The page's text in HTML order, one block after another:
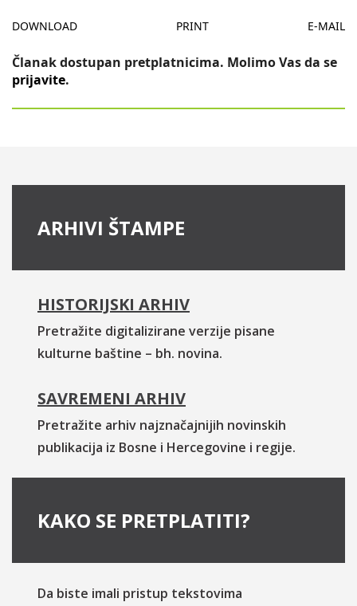
DOWNLOAD PRINT E-MAIL
Članak dostupan pretplatnicima. Molimo Vas da se
prijavite.
ARHIVI ŠTAMPE
HISTORIJSKI ARHIV
Pretražite digitalizirane verzije pisane
kulturne baštine – bh. novina.
SAVREMENI ARHIV
Pretražite arhiv najznačajnijih novinskih
publikacija iz Bosne i Hercegovine i regije.
KAKO SE PRETPLATITI?
Da biste imali pristup tekstovima